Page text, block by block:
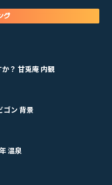
グ
？ 甘兎庵 内観
ゴン 背景
温泉